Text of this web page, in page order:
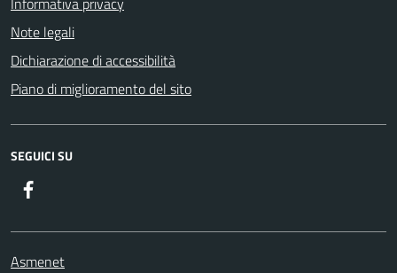
Note legali
Dichiarazione di accessibilità
Piano di miglioramento del sito
SEGUICI SU
Asmenet